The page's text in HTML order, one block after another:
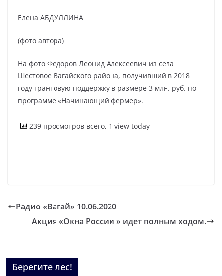
Елена АБДУЛЛИНА
(фото автора)
На фото Федоров Леонид Алексеевич из села
Шестовое Вагайского района, получивший в 2018
году грантовую поддержку в размере 3 млн. руб. по
программе «Начинающий фермер».
239 просмотров всего, 1 view today
Радио «Вагай» 10.06.2020
Акция «Окна России » идет полным ходом.
Берегите лес!